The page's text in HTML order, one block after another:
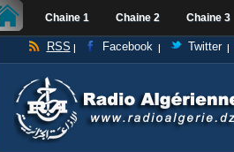
Chaine 1 Chaine 2 Chaine 3
RSS Facebook Twitter